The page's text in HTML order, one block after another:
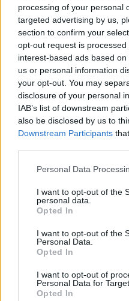
processing of your personal
targeted advertising by us,
section to confirm your
opt-out request is
interest-based ads based
us or personal information
your opt-out. You may
disclosure of your personal
IAB’s list of downstream
also be disclosed by us to
Downstream Participants
Personal Data
I want to opt-out of the
personal data.
Opted In
I want to opt-out of the
Personal Data.
Opted In
I want to opt-out of
Personal Data for
Opted In
– Vi har gjort en stor
är också för att möta
fler vill ha ekologiskt,
Under de senaste åren
inleddes var bara 1,5
ekologisk.
Även hos bryggerierna
och fler väljer att ställa